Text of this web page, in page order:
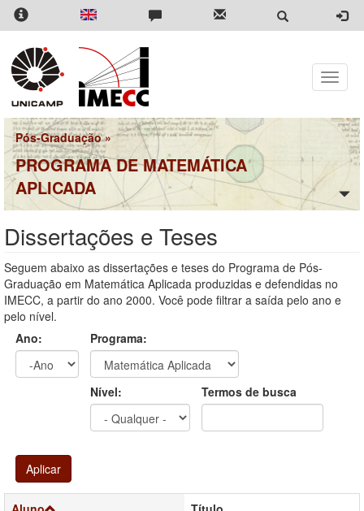
Pular
para
conteúdo
principal
Toggle
Pós-Graduação»
PROGRAMA DE MATEMÁTICA
APLICADA
Dissertações e Teses
Seguem abaixo as dissertações e teses do Programa de Pós-
Graduação em Matemática Aplicada produzidas e defendidas no
IMECC, a partir do ano 2000. Você pode filtrar a saída pelo ano e
pelo nível.
Ano:
Programa:
Nível: Termos de busca
Aplicar